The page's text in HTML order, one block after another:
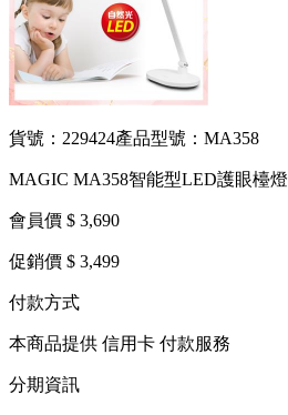
貨號：229424產品型號：MA358
MAGIC MA358智能型LED護眼檯燈
會員價 $ 3,690
促銷價 $ 3,499
付款方式
本商品提供 信用卡 付款服務
分期資訊